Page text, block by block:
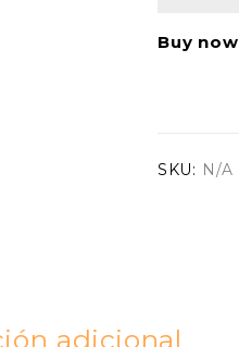
Buy now
SKU: N/A
adicional